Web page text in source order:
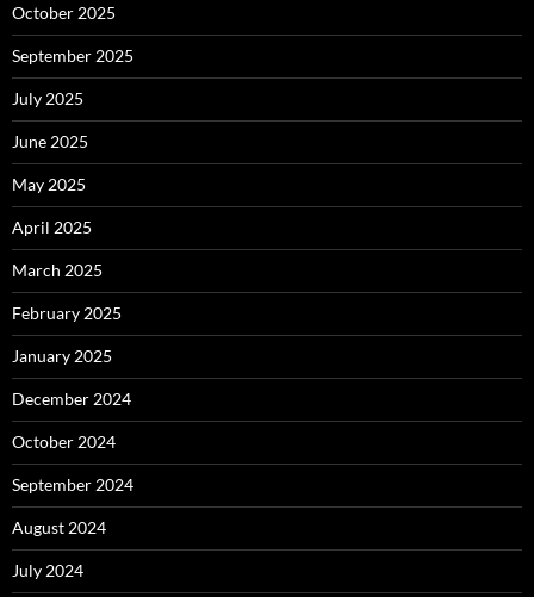
October 2025
September 2025
July 2025
June 2025
May 2025
April 2025
March 2025
February 2025
January 2025
December 2024
October 2024
September 2024
August 2024
July 2024